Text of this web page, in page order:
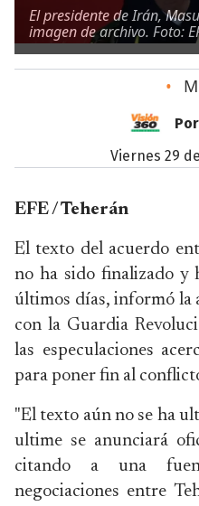
El presidente de Irán,
imagen de archivo. Foto:
•
viernes 29
EFE / Teherán
El texto del acuerdo
no ha sido finalizado y
últimos días, informó la
con la Guardia
las especulaciones
para poner fin al
"El texto aún no se ha
ultime se anunciará
citando a una
negociaciones entre